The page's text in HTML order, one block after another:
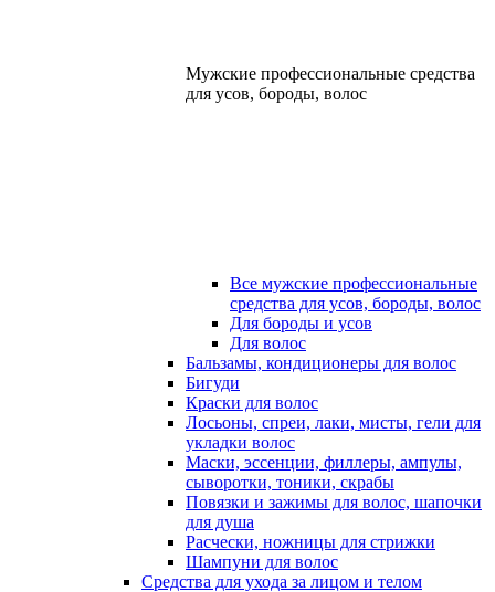
Мужские профессиональные средства
для усов, бороды, волос
Все мужские профессиональные
средства для усов, бороды, волос
Для бороды и усов
Для волос
Бальзамы, кондиционеры для волос
Бигуди
Краски для волос
Лосьоны, спреи, лаки, мисты, гели для
укладки волос
Маски, эссенции, филлеры, ампулы,
сыворотки, тоники, скрабы
Повязки и зажимы для волос, шапочки
для душа
Расчески, ножницы для стрижки
Шампуни для волос
Средства для ухода за лицом и телом